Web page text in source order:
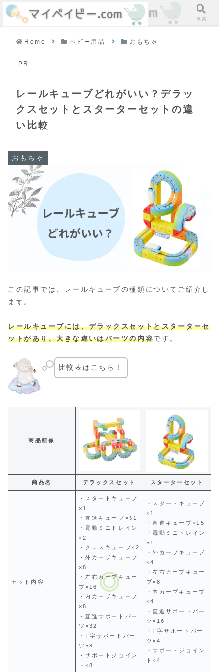
Home ベビー用品 おもちゃ
PR
レールキューブどれがいい？デラッ
クスセットとスターターセットの違
い比較
おもちゃ
この記事では、レールキューブの種類についてご紹介し
ます。
レールキューブには、デラックスセットとスターターセ
ットがあり、大きな違いはパーツの内容です。
比較表はこちら！
商品画像
商品名 デラックスセット スターターセット
セット内容
・スタートキューブ
×1
・直進キューブ×31
・電動ミニトレイン
×2
・クロスキューブ×2
・外カーブキューブ
×8
・左右カーブキュー
ブ×16
・内カーブキューブ
×8
・直進サポートパー
ツ×32
・T字サポートパー
ツ×8
・サポートジョイン
ト×8
・スタートキューブ
×1
・直進キューブ×15
・電動ミニトレイン
×1
・外カーブキューブ
×4
・左右カーブキュー
ブ×8
・内カーブキューブ
×4
・直進サポートパー
ツ×16
・T字サポートパー
ツ×4
・サポートジョイン
ト×4
ホーム 検索